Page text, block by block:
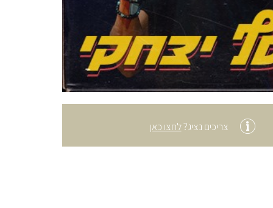
צריכים נציג?לחצו כאן